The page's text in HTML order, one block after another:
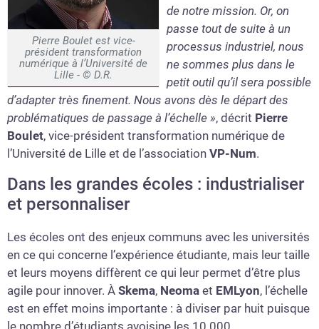
Pierre Boulet est vice-
président transformation
numérique à l’Université de
Lille - © D.R.
de notre mission. Or, on
passe tout de suite à un
processus industriel, nous
ne sommes plus dans le
petit outil qu’il sera possible
d’adapter très finement. Nous avons dès le départ des
problématiques de passage à l’échelle », décrit Pierre
Boulet, vice-président transformation numérique de
l’Université de Lille et de l’association VP-Num.
Dans les grandes écoles : industrialiser
et personnaliser
Les écoles ont des enjeux communs avec les universités
en ce qui concerne l’expérience étudiante, mais leur taille
et leurs moyens diffèrent ce qui leur permet d’être plus
agile pour innover. À Skema, Neoma et EMLyon, l’échelle
est en effet moins importante : à diviser par huit puisque
le nombre d’étudiants avoisine les 10 000.